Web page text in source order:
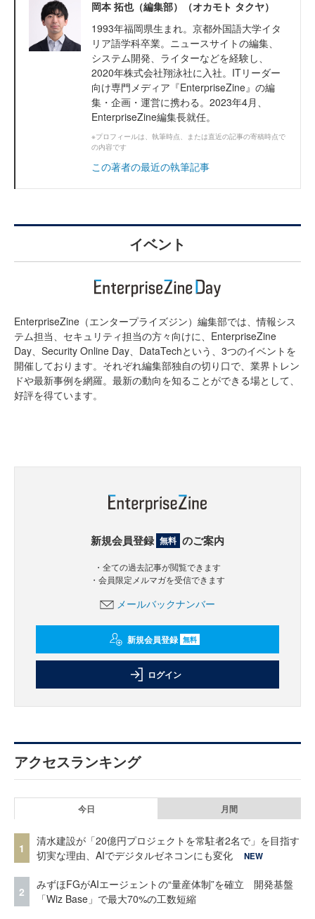
岡本 拓也（編集部）（オカモト タクヤ）
1993年福岡県生まれ。京都外国語大学イタ
リア語学科卒業。ニュースサイトの編集、
システム開発、ライターなどを経験し、
2020年株式会社翔泳社に入社。ITリーダー
向け専門メディア『EnterpriseZine』の編
集・企画・運営に携わる。2023年4月、
EnterpriseZine編集長就任。
※プロフィールは、執筆時点、または直近の記事の寄稿時点で
の内容です
この著者の最近の執筆記事
イベント
EnterpriseZine（エンタープライズジン）編集部では、情報シス
テム担当、セキュリティ担当の方々向けに、EnterpriseZine
Day、Security Online Day、DataTechという、3つのイベントを
開催しております。それぞれ編集部独自の切り口で、業界トレン
ドや最新事例を網羅。最新の動向を知ることができる場として、
好評を得ています。
新規会員登録 無料 のご案内
・全ての過去記事が閲覧できます
・会員限定メルマガを受信できます
メールバックナンバー
新規会員登録 無料
ログイン
アクセスランキング
今日 月間
1
清水建設が「20億円プロジェクトを常駐者2名で」を目指す
切実な理由、AIでデジタルゼネコンにも変化
NEW
2
みずほFGがAIエージェントの“量産体制”を確立 開発基盤
「Wiz Base」で最大70%の工数短縮